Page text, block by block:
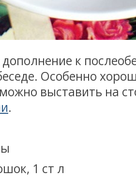
к
Особенно
выставить на
.
1 ст л